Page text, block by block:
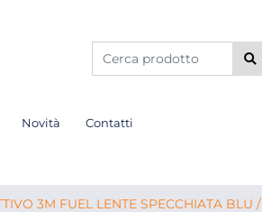
Novità Contatti
3M FUEL LENTE SPECCHIATA BLU /